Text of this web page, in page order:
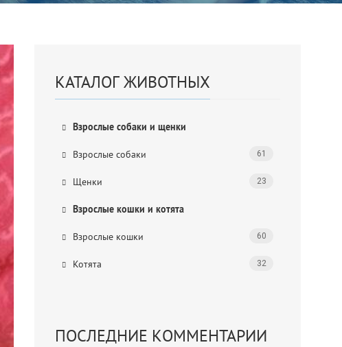
КАТАЛОГ ЖИВОТНЫХ
Взрослые собаки и щенки
Взрослые собаки 61
Щенки 23
Взрослые кошки и котята
Взрослые кошки 60
Котята 32
ПОСЛЕДНИЕ КОММЕНТАРИИ